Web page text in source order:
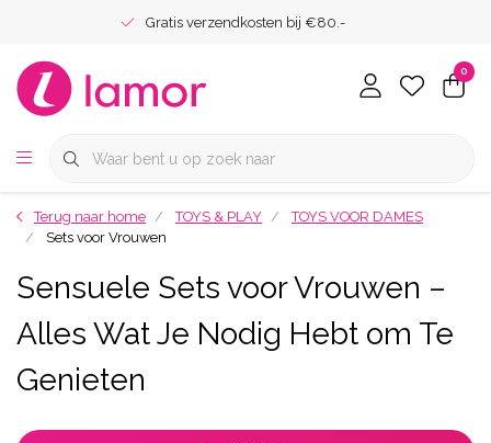
Gratis verzendkosten bij €80.-
0
Terug naar home TOYS & PLAY
TOYS VOOR DAMES
Sets voor Vrouwen
Sensuele Sets voor Vrouwen –
Alles Wat Je Nodig Hebt om Te
Genieten